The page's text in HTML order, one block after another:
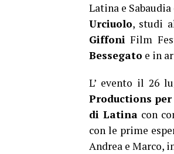
Latina e
Urciuolo, studi
Giffoni Film
Bessegato e in
L’ evento il 26
Productions
di Latina con
con le prime
Andrea e Marco,